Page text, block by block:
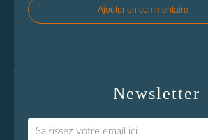
Ajouter un commentaire
Newsletter